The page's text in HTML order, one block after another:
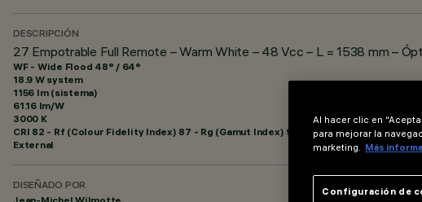
DESCRIPCIÓN
27 Empotrable Full Remote – Warm White – 48 Vcc – L = 1538 mm –
WF - Wide Flood 48° / 64°
18.9 W system
1156 lm (sistema)
61.16 lm/W
3000 K
CRI 82 - Rf (Colour Fidelity Index) 87 - Rg (Gamut Index) 95
External
DISEÑADO POR
Al hacer clic en
para mejorar la
marketing. Más
Configuración de